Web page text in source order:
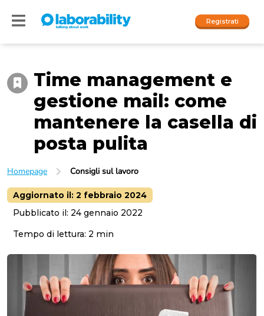
Registrati
I nostri social
Accedi
People
Company
Time management e
gestione mail: come
mantenere la casella di
posta pulita
Homepage Consigli sul lavoro
Aggiornato il: 2 febbraio 2024
Pubblicato il: 24 gennaio 2022
Tempo di lettura: 2 min